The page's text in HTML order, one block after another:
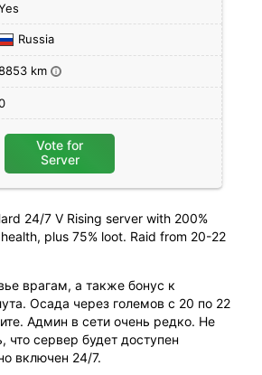
24/7 V Rising server with 200%
plus 75% loot. Raid from 20-22
врагам, а также бонус к
Осада через големов с 20 по 22
Админ в сети очень редко. Не
что сервер будет доступен
включен 24/7.
Russia
km i
Vote for
Server